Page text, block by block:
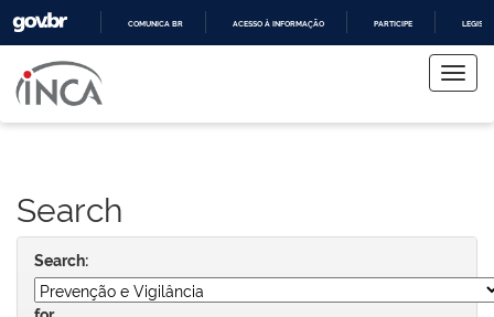
COMUNICA BR ACESSO À INFORMAÇÃO PARTICIPE
navigation
Search
Search: